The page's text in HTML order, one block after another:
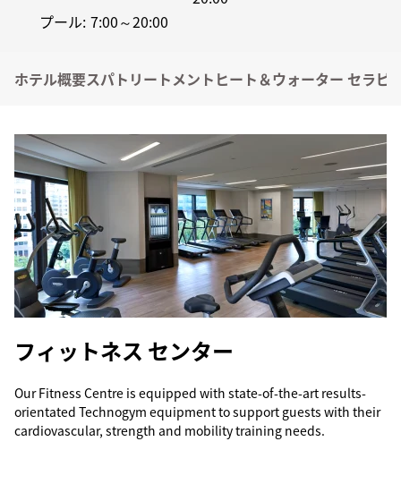
プール: 7:00～20:00
ホテル概要スパトリートメント ヒート＆ウォーター セラピ
フィットネス センター
Our Fitness Centre is equipped with state-of-the-art results-
orientated Technogym equipment to support guests with their
cardiovascular, strength and mobility training needs.